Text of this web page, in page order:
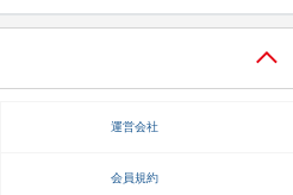
適職診断
運営会社
会員規約